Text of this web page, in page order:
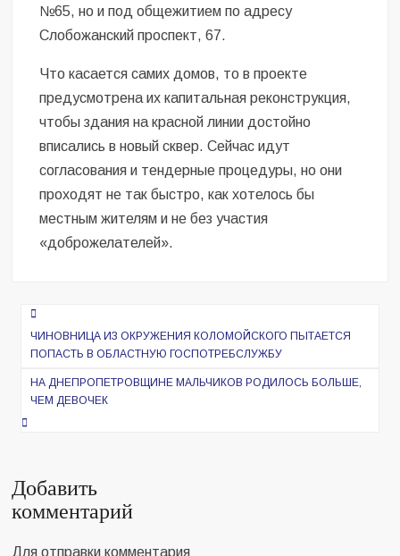
№65, но и под общежитием по адресу
Слобожанский проспект, 67.
Что касается самих домов, то в проекте
предусмотрена их капитальная реконструкция,
чтобы здания на красной линии достойно
вписались в новый сквер. Сейчас идут
согласования и тендерные процедуры, но они
проходят не так быстро, как хотелось бы
местным жителям и не без участия
«доброжелателей».
Навигация
по
записям
ЧИНОВНИЦА ИЗ ОКРУЖЕНИЯ КОЛОМОЙСКОГО ПЫТАЕТСЯ
ПОПАСТЬ В ОБЛАСТНУЮ ГОСПОТРЕБСЛУЖБУ
НА ДНЕПРОПЕТРОВЩИНЕ МАЛЬЧИКОВ РОДИЛОСЬ БОЛЬШЕ,
ЧЕМ ДЕВОЧЕК
Добавить
комментарий
Для отправки комментария